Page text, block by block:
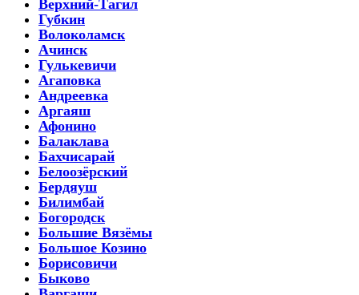
Верхний-Тагил
Губкин
Волоколамск
Ачинск
Гулькевичи
Агаповка
Андреевка
Аргаяш
Афонино
Балаклава
Бахчисарай
Белоозёрский
Бердяуш
Билимбай
Богородск
Большие Вязёмы
Большое Козино
Борисовичи
Быково